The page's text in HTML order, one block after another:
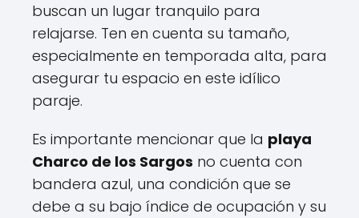
buscan un lugar tranquilo para
relajarse. Ten en cuenta su tamaño,
especialmente en temporada alta, para
asegurar tu espacio en este idílico
paraje.
Es importante mencionar que la playa
Charco de los Sargos no cuenta con
bandera azul, una condición que se
debe a su bajo índice de ocupación y su